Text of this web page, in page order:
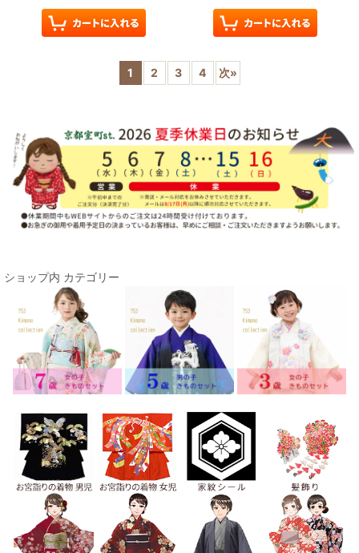
1 2 3 4 次»
ショップ内 カテゴリー